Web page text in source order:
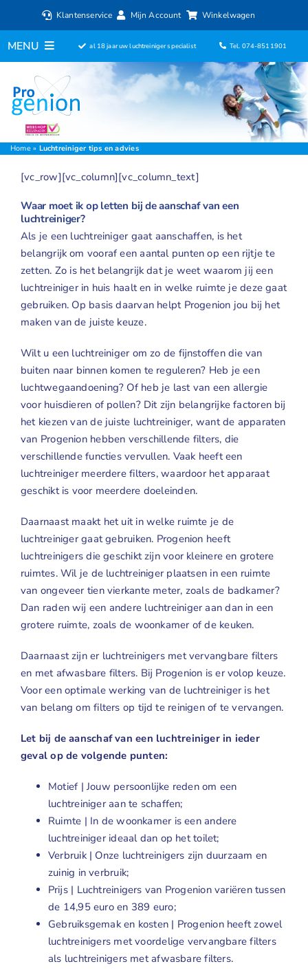
inhoud
Klantenservice Mijn Account Winkelwagen
MENU
Home
Luchtreinigers
Filters
Luchtbevochtigers
Ventilatoren
ionisator
Aromadiffusers
Geuren
Contact
al 18 jaar uw luchtreiniger specialist Tel. 074-8511901
Home» Luchtreiniger tips en advies
[vc_row][vc_column][vc_column_text]
Waar moet ik op letten bij de aanschaf van een
luchtreiniger?
Als je een luchtreiniger gaat aanschaffen, is het
belangrijk om vooraf een aantal punten op een rijtje te
zetten. Zo is het belangrijk dat je weet waarom jij een
luchtreiniger in huis haalt en in welke ruimte je deze gaat
gebruiken. Op basis daarvan helpt Progenion jou bij het
maken van de juiste keuze.
Wilt u een luchtreinigerom zo de fijnstoffen die van
buiten naar binnen komen te reguleren? Heb je een
luchtwegaandoening? Of heb je last van een allergie
voor huisdieren of pollen? Dit zijn belangrijke factoren bij
het kiezen van de juiste luchtreiniger, want de apparaten
van Progenion hebben verschillende filters, die
verschillende functies vervullen. Vaak heeft een
luchtreiniger meerdere filters, waardoor het apparaat
geschikt is voor meerdere doeleinden.
Daarnaast maakt het uit in welke ruimte je de
luchtreiniger gaat gebruiken. Progenion heeft
luchtreinigers die geschikt zijn voor kleinere en grotere
ruimtes. Wil je de luchtreiniger plaatsen in een ruimte
van ongeveer tien vierkante meter, zoals de badkamer?
Dan raden wij een andere luchtreiniger aan dan in een
grotere ruimte, zoals de woonkamer of de keuken.
Daarnaast zijn er luchtreinigers met vervangbare filters
en met afwasbare filters. Bij Progenion is er volop keuze.
Voor een optimale werking van de luchtreiniger is het
van belang om filters op tijd te reinigen of te vervangen.
Let bij de aanschaf van een luchtreiniger in ieder
geval op de volgende punten:
Motief | Jouw persoonlijke reden om een
luchtreiniger aan te schaffen;
Ruimte | In de woonkamer is een andere
luchtreiniger ideaal dan op het toilet;
Verbruik | Onze luchtreinigers zijn duurzaam en
zuinig in verbruik;
Prijs | Luchtreinigers van Progenion variëren tussen
de 14,95 euro en 389 euro;
Gebruiksgemak en kosten | Progenion heeft zowel
luchtreinigers met voordelige vervangbare filters
als luchtreinigers met afwasbare filters.